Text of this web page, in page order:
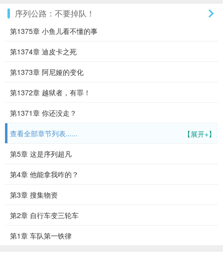
序列公路：不要掉队！
第1375章 小鱼儿看不懂的事
第1374章 迪皮卡之死
第1373章 阿尼娅的变化
第1372章 越狱者，有罪！
第1371章 你还没走？
【展开+】
查看全部章节列表......
第5章 这是序列超凡
第4章 他能拿我咋的？
第3章 搜集物资
第2章 自行车变三轮车
第1章 车队第一铁律